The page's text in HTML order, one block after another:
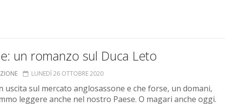
un romanzo sul Duca Leto
LUNEDÌ 26 OTTOBRE 2020
uscita sul mercato anglosassone e che forse, un domani,
leggere anche nel nostro Paese. O magari anche oggi.